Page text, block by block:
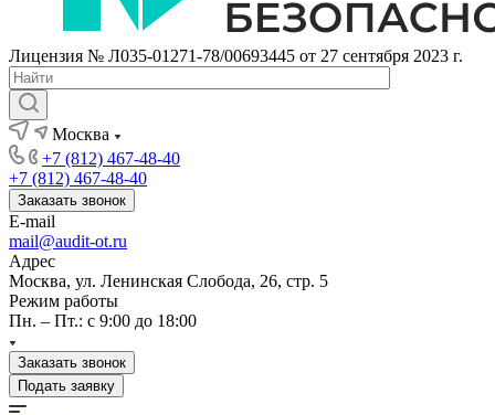
Лицензия № Л035-01271-78/00693445 от 27 сентября 2023 г.
Москва
+7 (812) 467-48-40
+7 (812) 467-48-40
Заказать звонок
E-mail
mail@audit-ot.ru
Адрес
Москва, ул. Ленинская Слобода, 26, стр. 5
Режим работы
Пн. – Пт.: с 9:00 до 18:00
Заказать звонок
Подать заявку